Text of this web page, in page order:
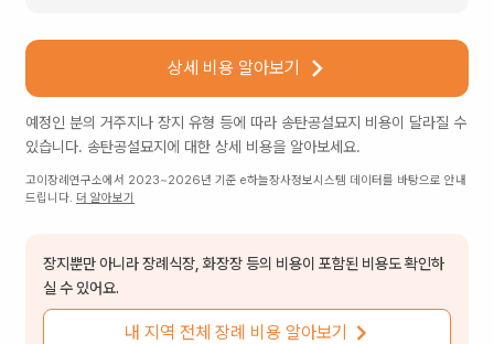
상세 비용 알아보기
예정인 분의 거주지나 장지 유형 등에 따라 송탄공설묘지 비용이 달라질 수
있습니다. 송탄공설묘지 에 대한 상세 비용을 알아보세요.
고이장례연구소에서 2023~2026년 기준 e하늘장사정보시스템 데이터를 바탕으로 안내
드립니다. 더 알아보기
장지뿐만 아니라 장례식장, 화장장 등의 비용이 포함된 비용도 확인하
실 수 있어요.
내 지역 전체 장례 비용 알아보기